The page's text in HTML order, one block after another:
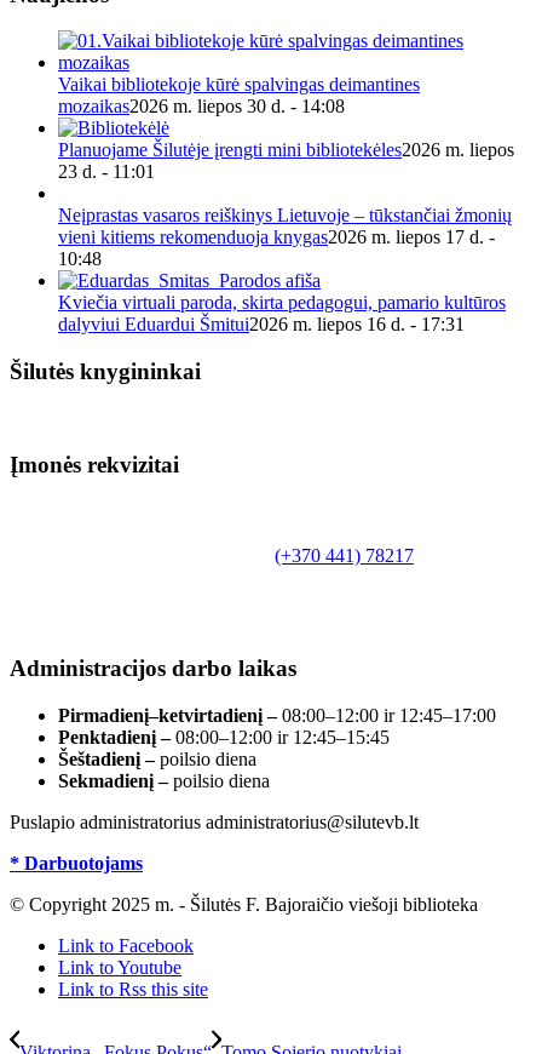
Vaikai bibliotekoje kūrė spalvingas deimantines
mozaikas2026 m. liepos 30 d. - 14:08
Planuojame Šilutėje įrengti mini bibliotekėles2026 m. liepos
23 d. - 11:01
Neįprastas vasaros reiškinys Lietuvoje – tūkstančiai žmonių
vieni kitiems rekomenduoja knygas2026 m. liepos 17 d. -
10:48
Kviečia virtuali paroda, skirta pedagogui, pamario kultūros
dalyviui Eduardui Šmitui2026 m. liepos 16 d. - 17:31
Šilutės knygininkai
Įmonės rekvizitai
(+370 441) 78217
Administracijos darbo laikas
Pirmadienį–ketvirtadienį –08:00–12:00 ir 12:45–17:00
Penktadienį –08:00–12:00 ir 12:45–15:45
Šeštadienį –poilsio diena
Sekmadienį –poilsio diena
Puslapio administratorius administratorius@silutevb.lt
* Darbuotojams
© Copyright 2025 m. - Šilutės F. Bajoraičio viešoji biblioteka
Link to Facebook
Link to Youtube
Link to Rss this site